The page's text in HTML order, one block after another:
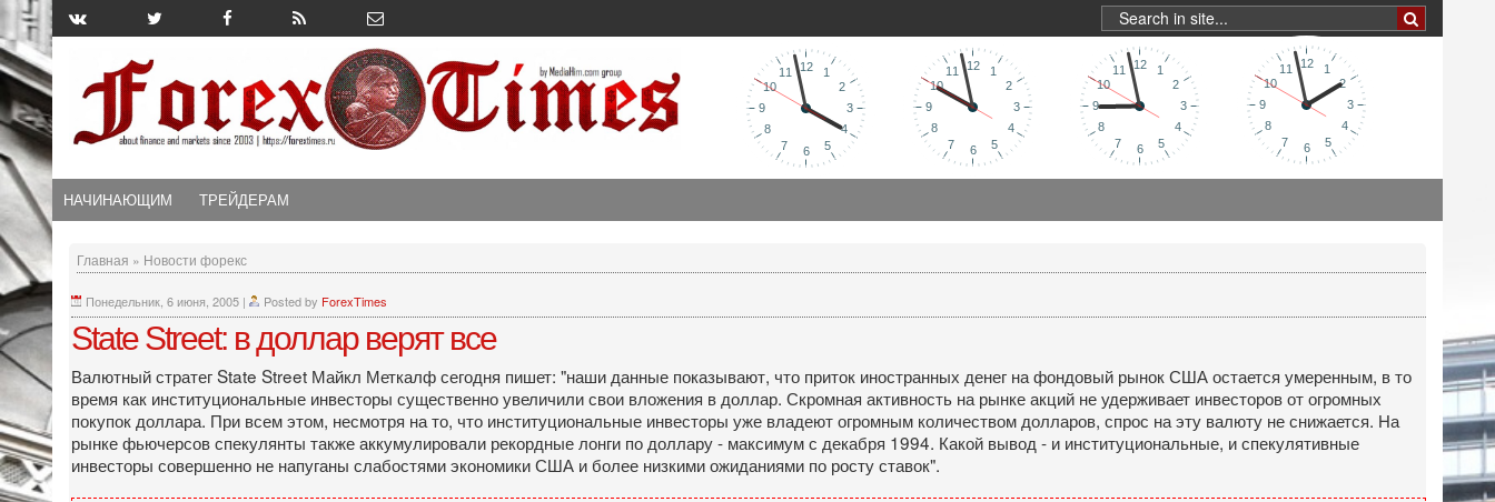
НАЧИНАЮЩИМ ТРЕЙДЕРАМ
Главная » Новости форекс
Понедельник, 6 июня, 2005 | Posted by ForexTimes
State Street: в доллар верят все
Валютный стратег State Street Майкл Меткалф сегодня пишет: "наши данные показывают, что приток иностранных денег на фондовый рынок США остается умеренным, в то
время как институциональные инвесторы существенно увеличили свои вложения в доллар. Скромная активность на рынке акций не удерживает инвесторов от огромных
покупок доллара. При всем этом, несмотря на то, что институциональные инвесторы уже владеют огромным количеством долларов, спрос на эту валюту не снижается. На
рынке фьючерсов спекулянты также аккумулировали рекордные лонги по доллару - максимум с декабря 1994. Какой вывод - и институциональные, и спекулятивные
инвесторы совершенно не напуганы слабостями экономики США и более низкими ожиданиями по росту ставок".